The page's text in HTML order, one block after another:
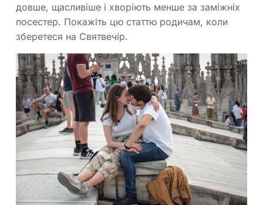
довше, щасливіше і хворіють менше за заміжніх
посестер. Покажіть цю статтю родичам, коли
зберетеся на Святвечір.